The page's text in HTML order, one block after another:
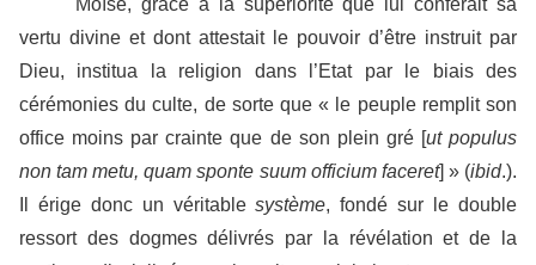
Moïse, grâce à la supériorité que lui conférait sa
vertu divine et dont attestait le pouvoir d’être instruit par
Dieu, institua la religion dans l’Etat par le biais des
cérémonies du culte, de sorte que « le peuple remplit son
office moins par crainte que de son plein gré [ut populus
non tam metu, quam sponte suum officium faceret] » (ibid.).
Il érige donc un véritablesystème, fondé sur le double
ressort des dogmes délivrés par la révélation et de la